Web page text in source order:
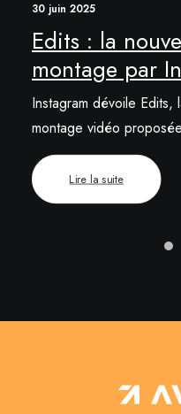
30 juin 2025
Edits : la
montage par
Instagram dévoile
montage vidéo
Lire la suite